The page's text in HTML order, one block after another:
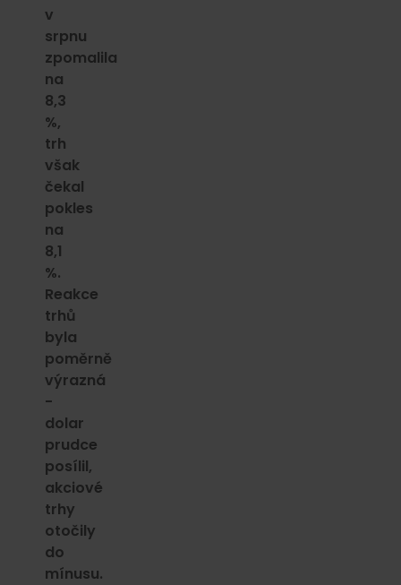
v
srpnu
zpomalila
na
8,3
%,
trh
však
čekal
pokles
na
8,1
%.
Reakce
trhů
byla
poměrně
výrazná
-
dolar
prudce
posílil,
akciové
trhy
otočily
do
mínusu.